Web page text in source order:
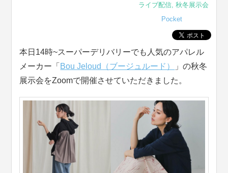
ライブ配信, 秋冬展示会
Pocket
本日14時~スーパーデリバリーでも人気のアパレル
メーカー「 Bou Jeloud（ブージュルード）
」の秋冬
展示会をZoomで開催させていただきました。